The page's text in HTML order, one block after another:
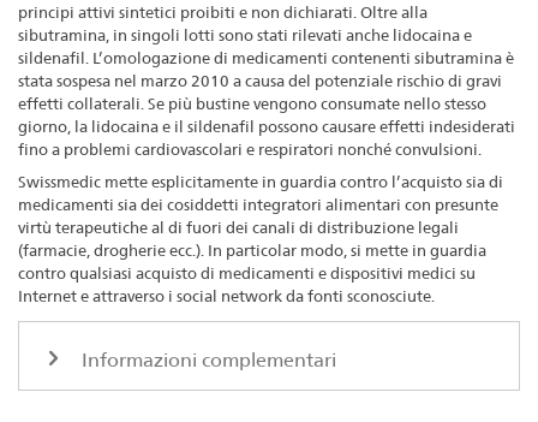
principi attivi sintetici proibiti e non dichiarati. Oltre alla
sibutramina, in singoli lotti sono stati rilevati anche lidocaina e
sildenafil. L’omologazione di medicamenti contenenti sibutramina è
stata sospesa nel marzo 2010 a causa del potenziale rischio di gravi
effetti collaterali. Se più bustine vengono consumate nello stesso
giorno, la lidocaina e il sildenafil possono causare effetti indesiderati
fino a problemi cardiovascolari e respiratori nonché convulsioni.
Swissmedic mette esplicitamente in guardia contro l’acquisto sia di
medicamenti sia dei cosiddetti integratori alimentari con presunte
virtù terapeutiche al di fuori dei canali di distribuzione legali
(farmacie, drogherie ecc.). In particolar modo, si mette in guardia
contro qualsiasi acquisto di medicamenti e dispositivi medici su
Internet e attraverso i social network da fonti sconosciute.
Informazioni complementari